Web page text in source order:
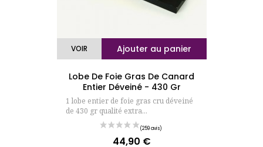
Ajouter au panier
VOIR
Lobe De Foie Gras De Canard
Entier Déveiné - 430 Gr
1 lobe entier de foie gras cru déveiné
de 430 gr qualité extra...
Prix
44,90 €